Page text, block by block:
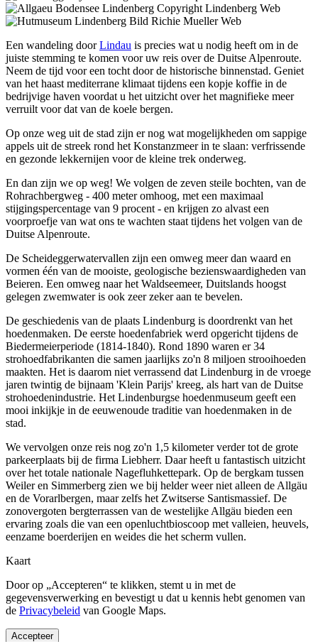
Een wandeling doorLindau is precies wat u nodig heeft om in de
juiste stemming te komen voor uw reis over de Duitse Alpenroute.
Neem de tijd voor een tocht door de historische binnenstad. Geniet
van het haast mediterrane klimaat tijdens een kopje koffie in de
bedrijvige haven voordat u het uitzicht over het magnifieke meer
verruilt voor dat van de koele bergen.
Op onze weg uit de stad zijn er nog wat mogelijkheden om sappige
appels uit de streek rond het Konstanzmeer in te slaan: verfrissende
en gezonde lekkernijen voor de kleine trek onderweg.
En dan zijn we op weg! We volgen de zeven steile bochten, van de
Rohrachbergweg - 400 meter omhoog, met een maximaal
stijgingspercentage van 9 procent - en krijgen zo alvast een
voorproefje van wat ons te wachten staat tijdens het volgen van de
Duitse Alpenroute.
De Scheideggerwatervallen zijn een omweg meer dan waard en
vormen één van de mooiste, geologische bezienswaardigheden van
Beieren. Een omweg naar het Waldseemeer, Duitslands hoogst
gelegen zwemwater is ook zeer zeker aan te bevelen.
De geschiedenis van de plaats Lindenburg is doordrenkt van het
hoedenmaken. De eerste hoedenfabriek werd opgericht tijdens de
Biedermeierperiode (1814-1840). Rond 1890 waren er 34
strohoedfabrikanten die samen jaarlijks zo'n 8 miljoen strooihoeden
maakten. Het is daarom niet verrassend dat Lindenburg in de vroege
jaren twintig de bijnaam 'Klein Parijs' kreeg, als hart van de Duitse
strohoedenindustrie. Het Lindenburgse hoedenmuseum geeft een
mooi inkijkje in de eeuwenoude traditie van hoedenmaken in de
stad.
We vervolgen onze reis nog zo'n 1,5 kilometer verder tot de grote
parkeerplaats bij de firma Liebherr. Daar heeft u fantastisch uitzicht
over het totale nationale Nagefluhkettepark. Op de bergkam tussen
Weiler en Simmerberg zien we bij helder weer niet alleen de Allgäu
en de Vorarlbergen, maar zelfs het Zwitserse Santismassief. De
zonovergoten bergterrassen van de westelijke Allgäu bieden een
ervaring zoals die van een openluchtbioscoop met valleien, heuvels,
eenzame boerderijen en weides die het scherm vullen.
Kaart
Door op „Accepteren“ te klikken, stemt u in met de
gegevensverwerking en bevestigt u dat u kennis hebt genomen van
de Privacybeleid van Google Maps.
Accepteer